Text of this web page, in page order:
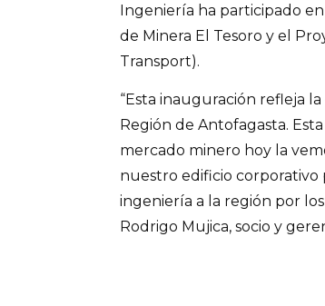
Ingeniería ha participado
de Minera El Tesoro y el
Transport).
“Esta inauguración refleja
Región de Antofagasta.
mercado minero hoy la
nuestro edificio corporativo
ingeniería a la región por
Rodrigo Mujica, socio y